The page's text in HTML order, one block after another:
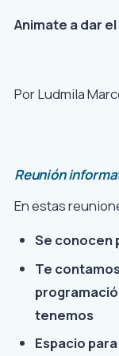
Animate a dar
Por Ludmila
Reunión
En estas
Se conocen
Te
tenemos
Espacio